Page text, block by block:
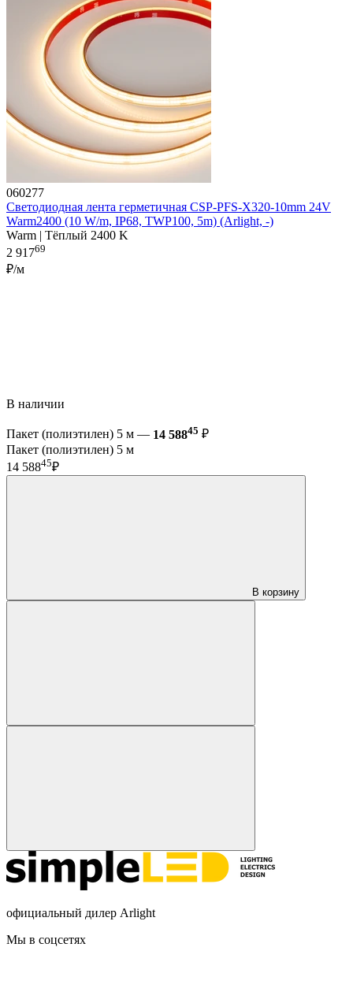
060277
Светодиодная лента герметичная CSP-PFS-X320-10mm 24V
Warm2400 (10 W/m, IP68, TWP100, 5m) (Arlight, -)
Warm | Тёплый 2400 K
2 91769
₽/м
В наличии
Пакет (полиэтилен) 5 м — 14 58845 ₽
Пакет (полиэтилен) 5 м
14 58845₽
В корзину
официальный дилер Arlight
Мы в соцсетях